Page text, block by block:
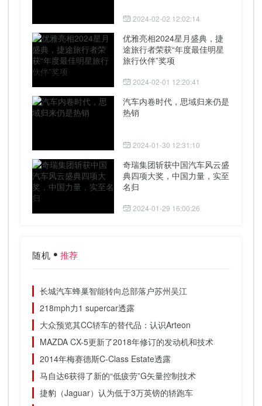
2024-02-02 12:02:14
优雅亮相2024星月盛典，捷
途旅行者荣获“年度最佳明星
旅行伙伴”奖项
2024-02-01 12:20:41
汽车内卷时代，思域归来仍是
热销
2024-01-30 12:31:10
奇瑞集团斩获中国汽车风云盛
典四项大奖，中国力量，实至
名归
2024-01-29 16:00:26
随机 推荐
长城汽车蜂巢智能转向总部落户苏州吴江
218mph力1 supercar透露
大众预览其CC轿车的替代品：认识Arteon
MAZDA CX-5更新了2018年修订的发动机和技术
2014年梅赛德斯C-Class Estate透露
马自达6获得了新的“低疲劳”G矢量控制技术
捷豹（Jaguar）认为低于3万英镑的轿跑车